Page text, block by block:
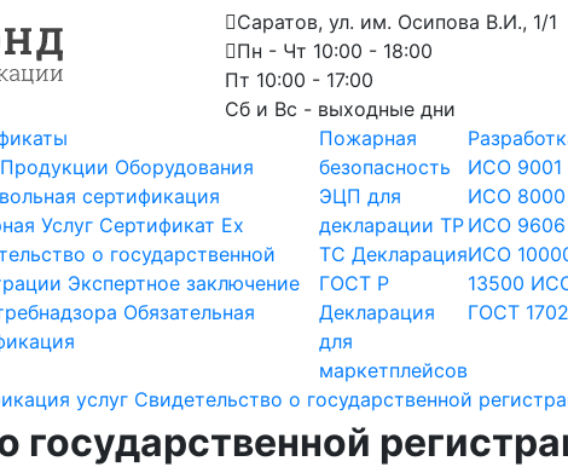
Саратов, ул. им. Осипова В.И., 1/1
Пн - Чт 10:00 - 18:00
Пт 10:00 - 17:00
Сб и Вс - выходные дни
Продукции Оборудования
сертификация
Услуг Сертификат Ex
о государственной
Экспертное заключение
Обязательная
Пожарная
безопасность
ЭЦП для
декларации ТР
ТС Декларация
ГОСТ Р
Декларация
для
маркетплейсов
ИСО 9001
ИСО 8000
ИСО 9606
ИСО
13500
ГОСТ
услуг Свидетельство о государственной
государственной